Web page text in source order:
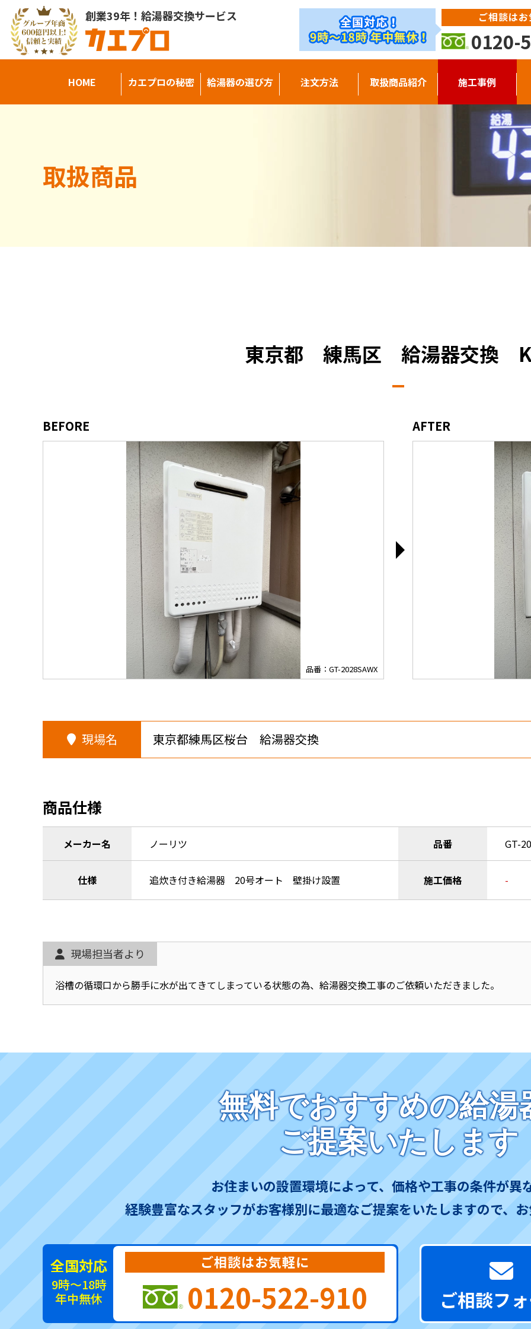
創業39年！給湯器交換サービス ご相談は
0120-
HOME カエプロの秘密 給湯器の選び方 注文方法 取扱商品紹介 施工事例
取扱商品
東京都 練馬区 給湯器交換
BEFORE
品番：GT-2028SAWX
AFTER
現場名 東京都練馬区桜台 給湯器交換
商品仕様
メーカー名 ノーリツ 品番 GT-
仕様 追炊き付き給湯器 20号オート 壁掛け設置 施工価格 -
現場担当者より
浴槽の循環口から勝手に水が出てきてしまっている状態の為、給湯器交換工事のご依頼いただきました。
無料でおすすめの給湯
ご提案いたします
お住まいの設置環境によって、価格や工事の条件が異
経験豊富なスタッフがお客様別に最適なご提案をいたしますので、
全国対応
9時～18時
年中無休
ご相談はお気軽に
0120-522-910 ご相談フ